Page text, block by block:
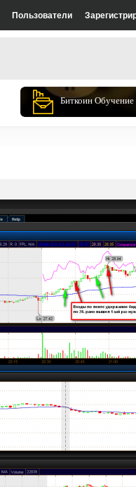
Пользователи
Биткоин Обучение